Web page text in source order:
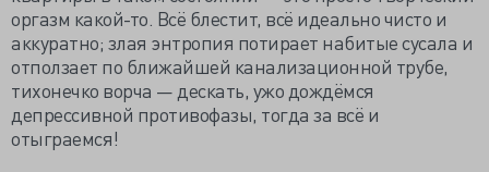
оргазм какой-то. Всё блестит, всё идеально чисто и
аккуратно; злая энтропия потирает набитые сусала и
отползает по ближайшей канализационной трубе,
тихонечко ворча — дескать, ужо дождёмся
депрессивной противофазы, тогда за всё и
отыграемся!